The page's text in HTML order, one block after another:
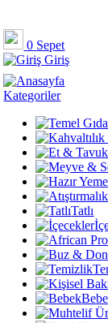
0 Sepet
Giriş
Kategoriler
Tatlı